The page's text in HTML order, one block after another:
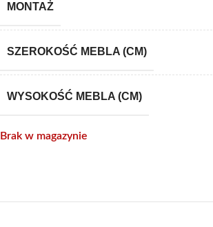
MONTAŻ
SZEROKOŚĆ MEBLA (CM)
WYSOKOŚĆ MEBLA (CM)
Brak w magazynie